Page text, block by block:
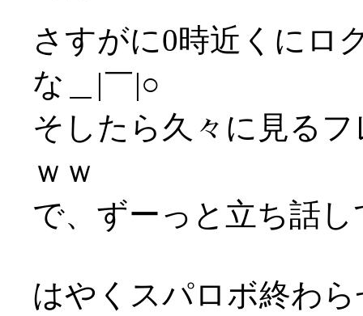
さすがに0時近くにロ
な＿|￣|○
そしたら久々に見る
ｗｗ
で、ずーっと立ち話
はやくスパロボ終わ